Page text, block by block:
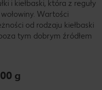
i kiełbaski, która z reguły
Wartości
od rodzaju kiełbaski
tym dobrym źródłem
g